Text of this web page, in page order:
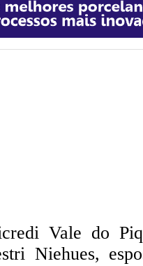
Vale do
Niehues,